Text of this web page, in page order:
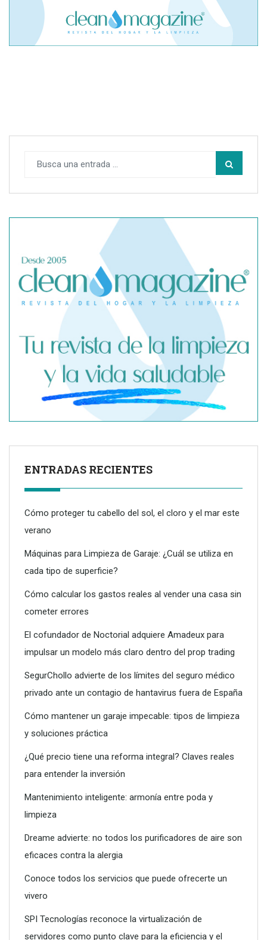
El cofundador de Noctorial adquiere Amadeux para
SegurChollo advierte de los límites del seguro médico
privado ante un contagio de hantavirus fuera de España
Dreame advierte: no todos los purificadores de aire son
eficaces contra la alergia
Conoce todos los servicios que puede ofrecerte un vivero
ENTRADAS RECIENTES
Cómo proteger tu cabello del sol, el cloro y el mar este
verano
Máquinas para Limpieza de Garaje: ¿Cuál se utiliza en
cada tipo de superficie?
Cómo calcular los gastos reales al vender una casa sin
cometer errores
El cofundador de Noctorial adquiere Amadeux para
impulsar un modelo más claro dentro del prop trading
SegurChollo advierte de los límites del seguro médico
privado ante un contagio de hantavirus fuera de España
Cómo mantener un garaje impecable: tipos de limpieza
y soluciones práctica
¿Qué precio tiene una reforma integral? Claves reales
para entender la inversión
Mantenimiento inteligente: armonía entre poda y
limpieza
Dreame advierte: no todos los purificadores de aire son
eficaces contra la alergia
Conoce todos los servicios que puede ofrecerte un
vivero
SPI Tecnologías reconoce la virtualización de
servidores como punto clave para la eficiencia y el